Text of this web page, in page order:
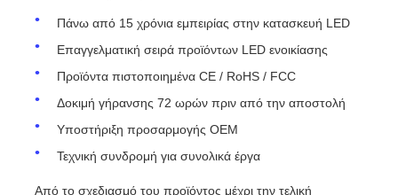
Πάνω από 15 χρόνια εμπειρίας στην κατασκευή LED
Επαγγελματική σειρά προϊόντων LED ενοικίασης
Προϊόντα πιστοποιημένα CE / RoHS / FCC
Δοκιμή γήρανσης 72 ωρών πριν από την αποστολή
Υποστήριξη προσαρμογής OEM
Τεχνική συνδρομή για συνολικά έργα
Από το σχεδιασμό του προϊόντος μέχρι την τελική